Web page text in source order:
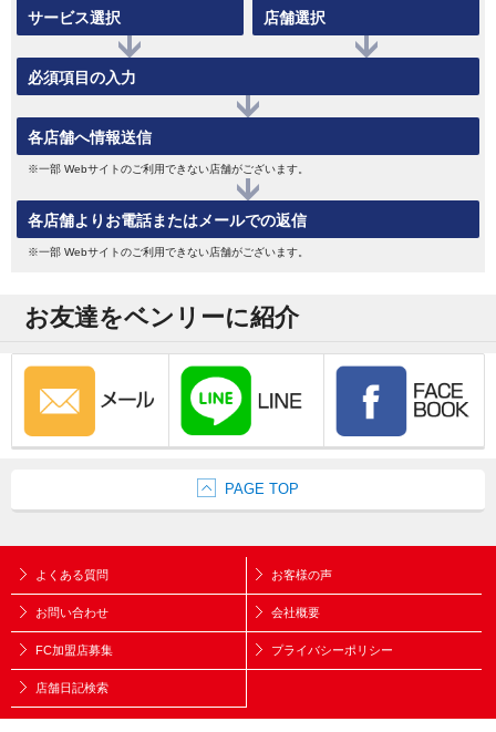
サービス選択 店舗選択
必須項目の入力
各店舗へ情報送信
※一部 Webサイトのご利用できない店舗がございます。
各店舗よりお電話またはメールでの返信
※一部 Webサイトのご利用できない店舗がございます。
お友達をベンリーに紹介
PAGE TOP
よくある質問
お問い合わせ
FC加盟店募集
店舗日記検索
お客様の声
会社概要
プライバシーポリシー